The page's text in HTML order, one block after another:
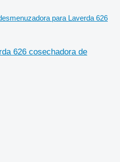
para Laverda 626
626 cosechadora de